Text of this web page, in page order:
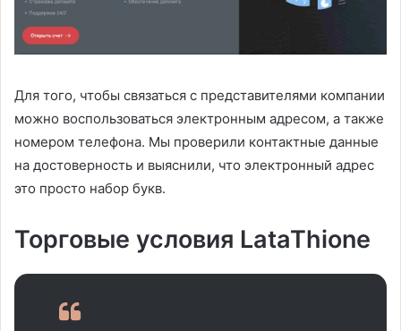
Для того, чтобы связаться с представителями компании
можно воспользоваться электронным адресом, а также
номером телефона. Мы проверили контактные данные
на достоверность и выяснили, что электронный адрес
это просто набор букв.
Торговые условия LataThione